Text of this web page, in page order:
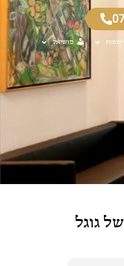
שפות סושיאל
גוגל